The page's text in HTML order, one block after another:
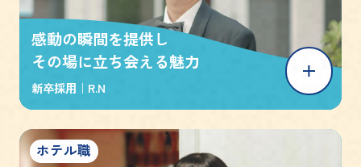
感動の瞬間を提供し
その場に立ち会える魅力
新卒採用｜ R.N
ホテル職